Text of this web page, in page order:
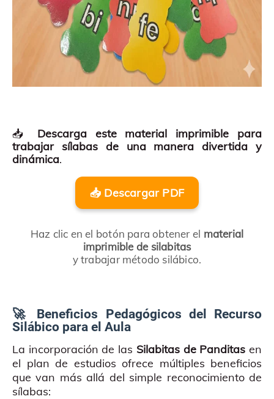
📥 Descarga este material imprimible para
trabajar sílabas de una manera divertida y
dinámica.
📥 Descargar PDF
Haz clic en el botón para obtener el material
imprimible de silabitas
y trabajar método silábico.
🚀 Beneficios Pedagógicos del Recurso
Silábico para el Aula
La incorporación de las Silabitas de Panditas en
el plan de estudios ofrece múltiples beneficios
que van más allá del simple reconocimiento de
sílabas: